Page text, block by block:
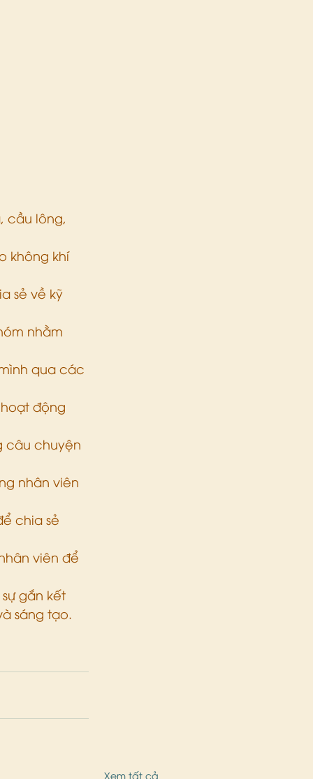
cầu lông,
không khí
sẻ về kỹ
nhằm
qua các
động
câu chuyện
nhân viên
chia sẻ
viên để
gắn kết
sáng tạo.
Xem tất cả